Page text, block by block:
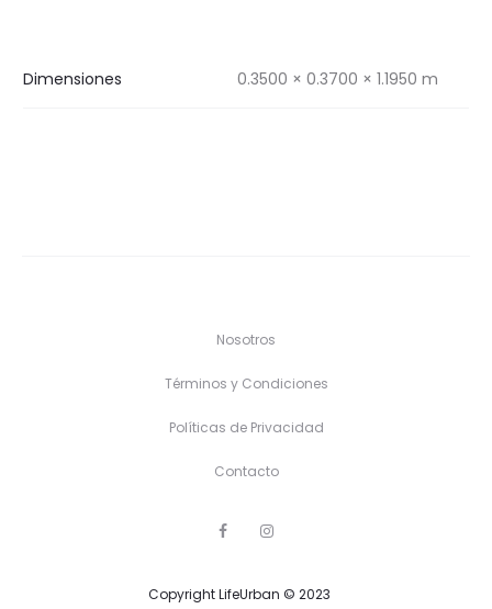
Dimensiones 0.3500 × 0.3700 × 1.1950 m
Nosotros
Términos y Condiciones
Políticas de Privacidad
Contacto
b
a
Copyright LifeUrban © 2023